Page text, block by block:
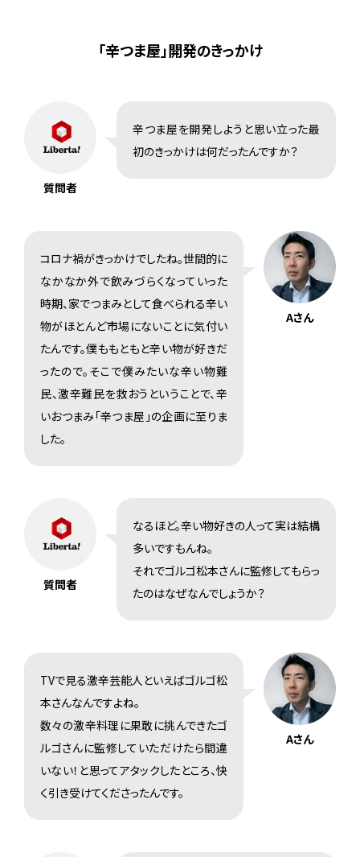
「辛つま屋」開発のきっかけ
質問者
辛つま屋を開発しようと思い立った最
初のきっかけは何だったんですか？
Aさん
コロナ禍がきっかけでしたね。世間的に
なかなか外で飲みづらくなっていった
時期、家でつまみとして食べられる辛い
物がほとんど市場にないことに気付い
たんです。僕ももともと辛い物が好きだ
ったので。そこで僕みたいな辛い物難
民、激辛難民を救おうということで、辛
いおつまみ「辛つま屋」の企画に至りま
した。
質問者
なるほど。辛い物好きの人って実は結構
多いですもんね。
それでゴルゴ松本さんに監修してもらっ
たのはなぜなんでしょうか？
Aさん
TVで見る激辛芸能人といえばゴルゴ松
本さんなんですよね。
数々の激辛料理に果敢に挑んできたゴ
ルゴさんに監修していただけたら間違
いない！と思ってアタックしたところ、快
く引き受けてくださったんです。